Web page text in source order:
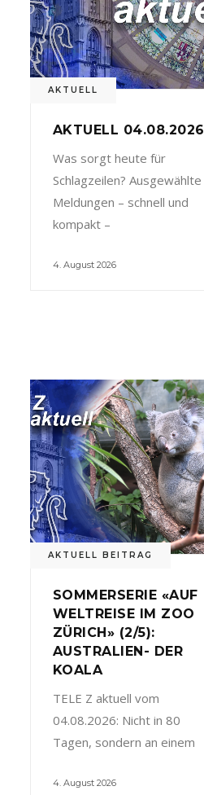
AKTUELL
AKTUELL 04.08.2026
Was sorgt heute für
Schlagzeilen? Ausgewählte
Meldungen – schnell und
kompakt –
4. August 2026
AKTUELL BEITRAG
SOMMERSERIE «AUF
WELTREISE IM ZOO
ZÜRICH» (2/5):
AUSTRALIEN- DER
KOALA
TELE Z aktuell vom
04.08.2026: Nicht in 80
Tagen, sondern an einem
4. August 2026